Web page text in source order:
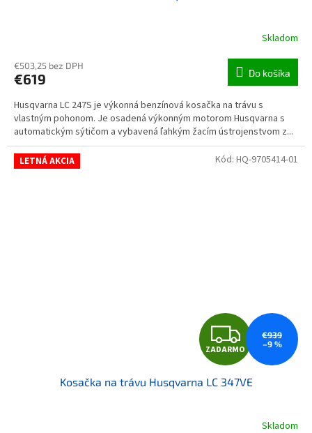
Skladom
€503,25 bez DPH
€619 Do košíka
Husqvarna LC 247S je výkonná benzínová kosačka na trávu s
vlastným pohonom. Je osadená výkonným motorom Husqvarna s
automatickým sýtičom a vybavená ľahkým žacím ústrojenstvom z...
LETNÁ AKCIA
ZADARMO
€939
–9 %
Kosačka na trávu Husqvarna LC 347VE
Skladom
Kód: HQ-9705414-01